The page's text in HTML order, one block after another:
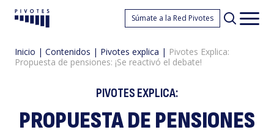
Pivotes Súmate a la Red Pivotes
Inicio | Contenidos | Pivotes explica | Pivotes Explica:
Propuesta de pensiones: ¡Se reactivó el debate!
PIVOTES EXPLICA:
PROPUESTA DE PENSIONES